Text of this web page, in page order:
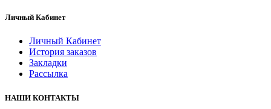
Личный Кабинет
Личный Кабинет
История заказов
Закладки
Рассылка
НАШИ КОНТАКТЫ